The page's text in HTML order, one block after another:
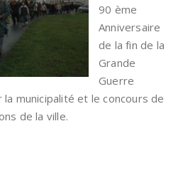
90 ème
Anniversaire
de la fin de la
Grande
Guerre
municipalité et le concours de
de la ville.